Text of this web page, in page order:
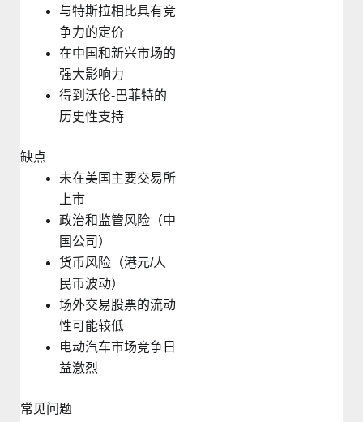
与特斯拉相比具有竞
争力的定价
在中国和新兴市场的
强大影响力
得到沃伦-巴菲特的
历史性支持
缺点
未在美国主要交易所
上市
政治和监管风险（中
国公司）
货币风险（港元/人
民币波动）
场外交易股票的流动
性可能较低
电动汽车市场竞争日
益激烈
常见问题